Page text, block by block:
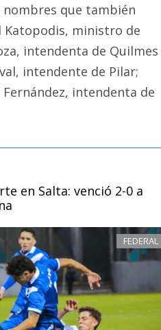
que también
Katopodis, ministro de
intendenta de Quilmes
intendente de Pilar;
intendenta de
en Salta: venció 2-0 a
FEDERAL